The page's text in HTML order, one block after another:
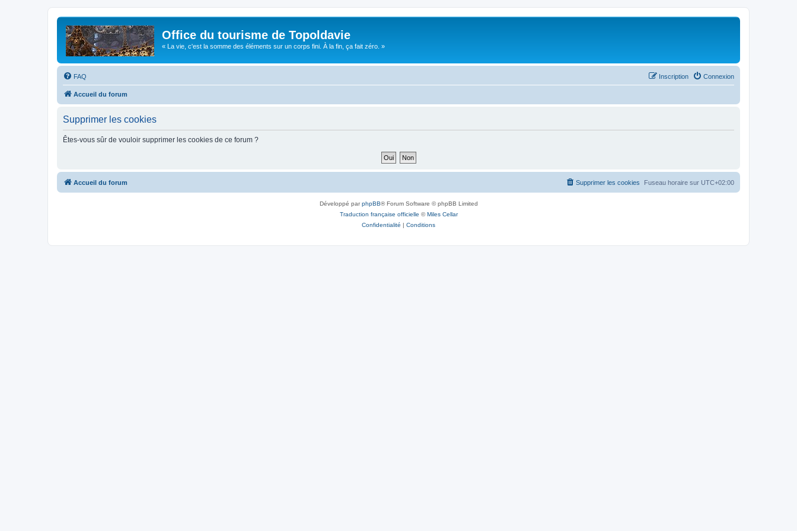
Office du tourisme de Topoldavie
« La vie, c'est la somme des éléments sur un corps fini. À la fin, ça fait zéro. »
FAQ Connexion
Inscription
Accueil du forum
Supprimer les cookies
Êtes-vous sûr de vouloir supprimer les cookies de ce forum ?
Accueil du forum Fuseau horaire sur UTC+02:00
Supprimer les cookies
Développé parphpBB® Forum Software © phpBB Limited
Traduction française officielle ©Miles Cellar
Confidentialité | Conditions